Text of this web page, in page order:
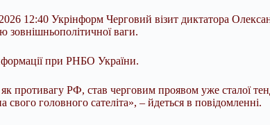
12:40 Укрінформ Черговий візит диктатора
зовнішньополітичної ваги.
при РНБО України.
противагу РФ, став черговим проявом уже сталої
головного сателіта», – йдеться в повідомленні.